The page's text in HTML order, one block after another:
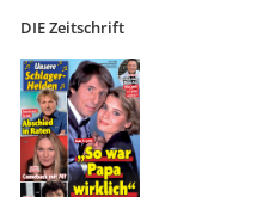
DIE Zeitschrift